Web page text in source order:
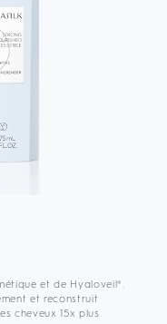
et de Hyaloveil®.
et reconstruit
cheveux 15x plus